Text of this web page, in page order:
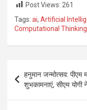
Post Views: 261
Tags: ai, Artificial
Computational Thinking
navigation
हनुमान जन्मोत्सव: पीएम
शुभकामनाएं, सीएम योगी